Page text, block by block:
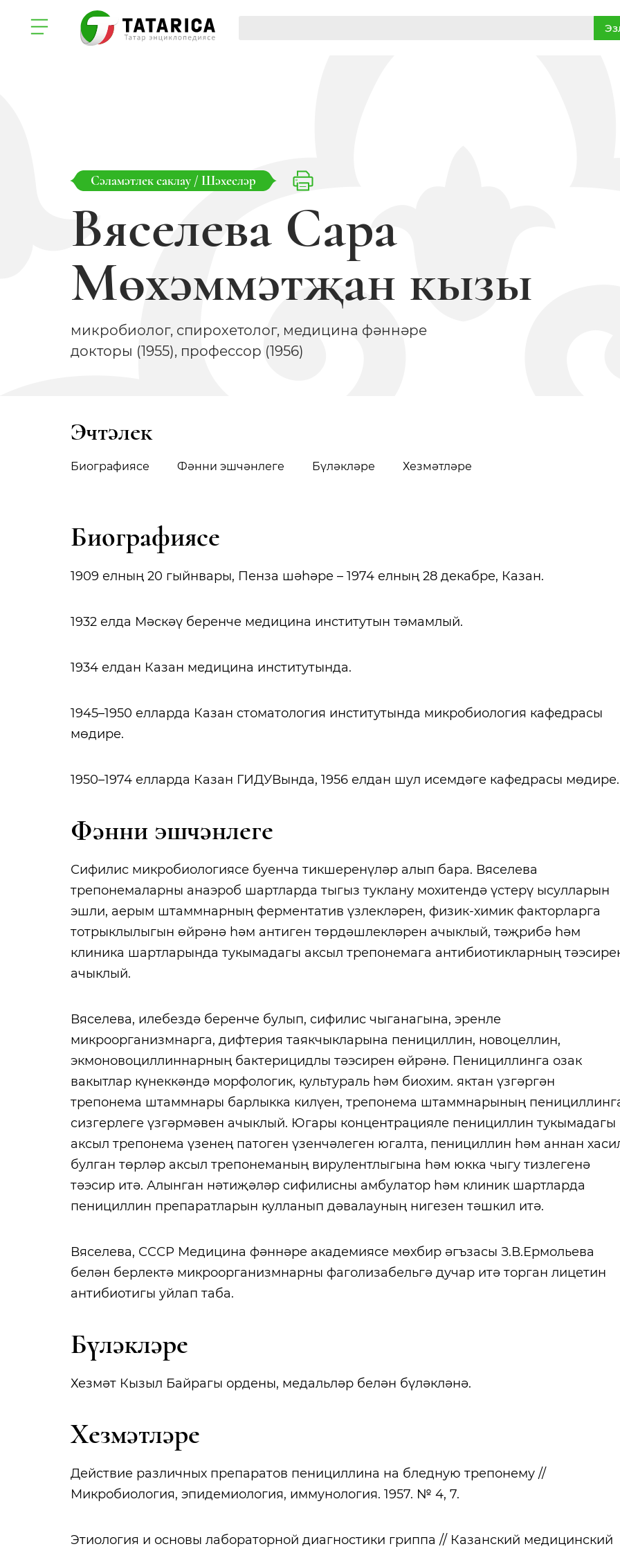
Сәламәтлек саклау / Шәхесләр
Вяселева Сара
Мөхәммәтҗан кызы
микробиолог, спирохетолог, медицина фәннәре
докторы (1955), профессор (1956)
Эчтәлек
Биографиясе Фәнни эшчәнлеге Бүләкләре Хезмәтләре
Биографиясе
1909 елның 20 гыйнвары, Пенза шәһәре – 1974 елның 28 декабре, Казан.
1932 елда Мәскәү беренче медицина институтын тәмамлый.
1934 елдан Казан медицина институтында.
1945–1950 елларда Казан стоматология институтында микробиология кафедрасы
мөдире.
1950–1974 елларда Казан ГИДУВында, 1956 елдан шул исемдәге кафедрасы мөдире.
Фәнни эшчәнлеге
Сифилис микробиологиясе буенча тикшеренүләр алып бара. Вяселева
трепонемаларны анаэроб шартларда тыгыз туклану мохитендә үстерү ысулларын
эшли, аерым штаммнарның ферментатив үзлекләрен, физик-химик факторларга
тотрыклылыгын өйрәнә һәм антиген төрдәшлекләрен ачыклый, тәҗрибә һәм
клиника шартларында тукымадагы аксыл трепонемага антибиотикларның
ачыклый.
Вяселева, илебездә беренче булып, сифилис чыганагына, эренле
микроорганизмнарга, дифтерия таякчыкларына пенициллин, новоцеллин,
экмоновоциллиннарның бактерицидлы тәэсирен өйрәнә. Пенициллинга озак
вакытлар күнеккәндә морфологик, культураль һәм биохим. яктан үзгәргән
трепонема штаммнары барлыкка килүен, трепонема штаммнарының
сизгерлеге үзгәрмәвен ачыклый. Югары концентрацияле пенициллин тукымадагы
аксыл трепонема үзенең патоген үзенчәлеген югалта, пенициллин һәм аннан
булган төрләр аксыл трепонеманың вирулентлыгына һәм юкка чыгу тизлегенә
тәэсир итә. Алынган нәтиҗәләр сифилисны амбулатор һәм клиник шартларда
пенициллин препаратларын кулланып дәвалауның нигезен тәшкил итә.
Вяселева, СССР Медицина фәннәре академиясе мөхбир әгъзасы З.В.Ермольева
белән берлектә микроорганизмнарны фаголизабельгә дучар итә торган лицетин
антибиотигы уйлап таба.
Бүләкләре
Хезмәт Кызыл Байрагы ордены, медальләр белән бүләкләнә.
Хезмәтләре
Действие различных препаратов пенициллина на бледную трепонему //
Микробиология, эпидемиология, иммунология. 1957. № 4, 7.
Этиология и основы лабораторной диагностики гриппа // Казанский медицинский